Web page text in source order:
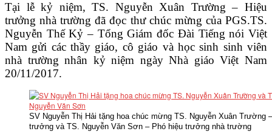
Tại lễ kỷ niệm, TS. Nguyễn Xuân Trường – Hiệu
trưởng nhà trường đã đọc thư chúc mừng của PGS.TS.
Nguyễn Thế Kỷ – Tổng Giám đốc Đài Tiếng nói Việt
Nam gửi các thầy giáo, cô giáo và học sinh sinh viên
nhà trường nhân kỷ niệm ngày Nhà giáo Việt Nam
20/11/2017.
SV Nguyễn Thị Hải tặng hoa chúc mừng TS. Nguyễn Xuân Trường
trưởng và TS. Nguyễn Văn Sơn – Phó hiệu trưởng nhà trường